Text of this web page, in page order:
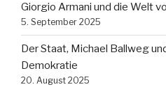
Giorgio Armani und die Welt
5. September 2025
Der Staat, Michael Ballweg
Demokratie
20. August 2025